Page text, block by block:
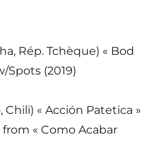
Rép. Tchèque) « Bod
Spots (2019)
Chili) « Acción Patetica »
from « Como Acabar